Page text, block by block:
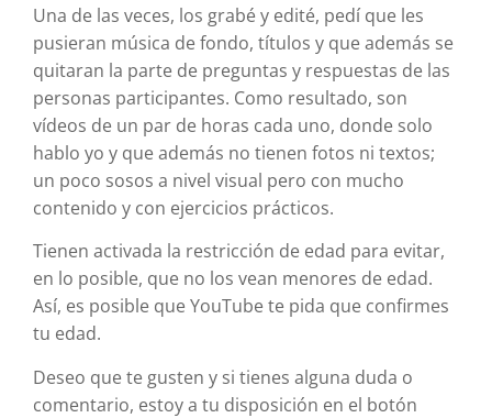
Una de las veces, los grabé y edité, pedí que les
pusieran música de fondo, títulos y que además se
quitaran la parte de preguntas y respuestas de las
personas participantes. Como resultado, son
vídeos de un par de horas cada uno, donde solo
hablo yo y que además no tienen fotos ni textos;
un poco sosos a nivel visual pero con mucho
contenido y con ejercicios prácticos.
Tienen activada la restricción de edad para evitar,
en lo posible, que no los vean menores de edad.
Así, es posible que YouTube te pida que confirmes
tu edad.
Deseo que te gusten y si tienes alguna duda o
comentario, estoy a tu disposición en el botón